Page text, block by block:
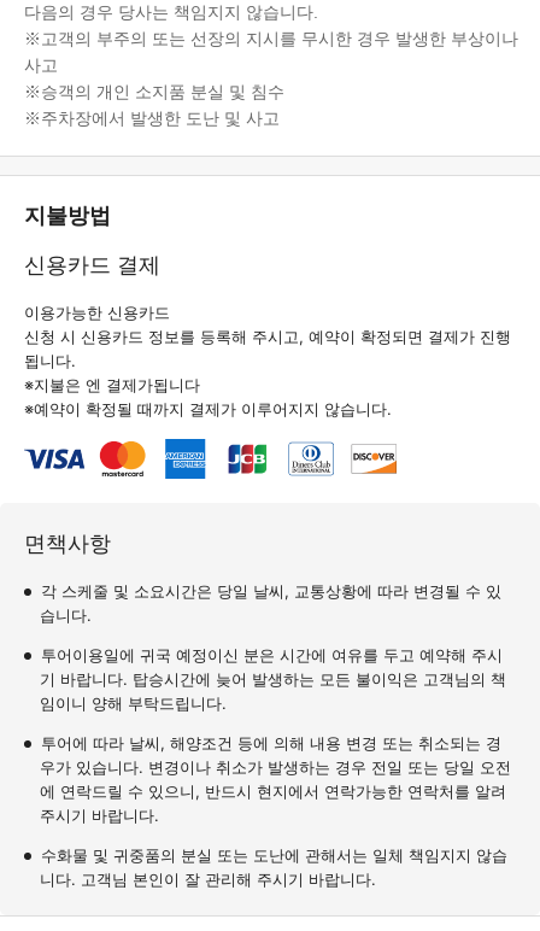
다음의 경우 당사는 책임지지 않습니다.
※고객의 부주의 또는 선장의 지시를 무시한 경우 발생한 부상이나
사고
※승객의 개인 소지품 분실 및 침수
※주차장에서 발생한 도난 및 사고
지불방법
신용카드 결제
이용가능한 신용카드
신청 시 신용카드 정보를 등록해 주시고, 예약이 확정되면 결제가 진행
됩니다.
※지불은 엔 결제가됩니다
※예약이 확정될 때까지 결제가 이루어지지 않습니다.
면책사항
각 스케줄 및 소요시간은 당일 날씨, 교통상황에 따라 변경될 수 있
습니다.
투어이용일에 귀국 예정이신 분은 시간에 여유를 두고 예약해 주시
기 바랍니다. 탑승시간에 늦어 발생하는 모든 불이익은 고객님의 책
임이니 양해 부탁드립니다.
투어에 따라 날씨, 해양조건 등에 의해 내용 변경 또는 취소되는 경
우가 있습니다. 변경이나 취소가 발생하는 경우 전일 또는 당일 오전
에 연락드릴 수 있으니, 반드시 현지에서 연락가능한 연락처를 알려
주시기 바랍니다.
수화물 및 귀중품의 분실 또는 도난에 관해서는 일체 책임지지 않습
니다. 고객님 본인이 잘 관리해 주시기 바랍니다.